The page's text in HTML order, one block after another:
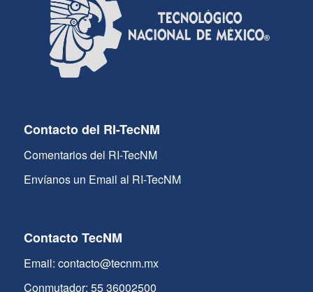
Contacto del RI-TecNM
Comentarios del RI-TecNM
Envíanos un Email al RI-TecNM
Contacto TecNM
Email: contacto@tecnm.mx
Conmutador: 55 36002500